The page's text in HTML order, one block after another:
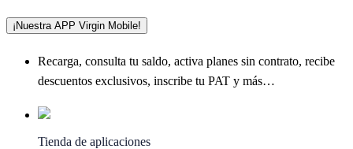
¡Nuestra APP Virgin Mobile!
Recarga, consulta tu saldo, activa planes sin contrato, recibe
descuentos exclusivos, inscribe tu PAT y más…
Tienda de aplicaciones